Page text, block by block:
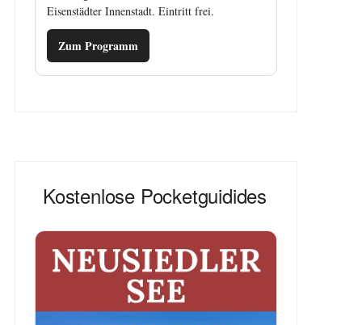
Eisenstädter Innenstadt. Eintritt frei.
Zum Programm
Kostenlose Pocketguidides